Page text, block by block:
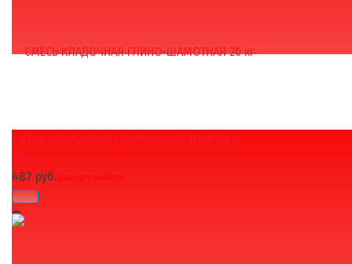
избранное сравнить
СМЕСЬ КЛАДОЧНАЯ ГЛИНО-ШАМОТНАЯ 20 кг
(0)
487 руб.Цены уточняйте!